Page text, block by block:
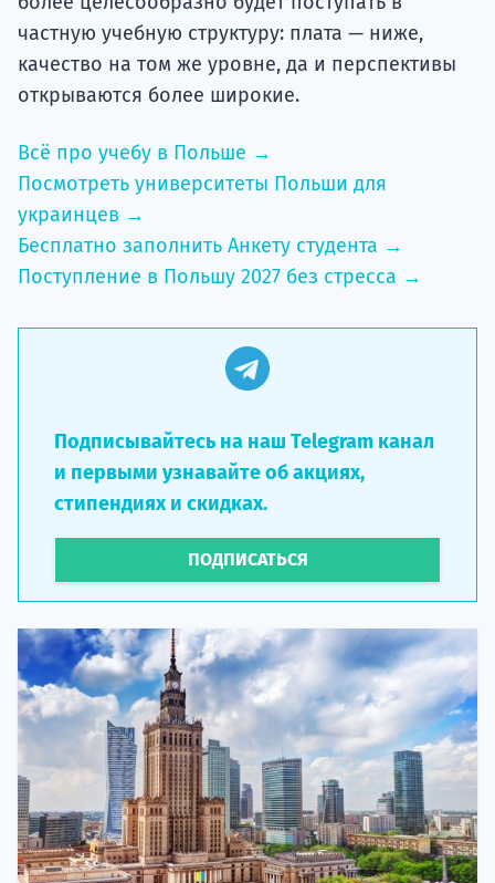
частную учебную структуру: плата — ниже,
качество на том же уровне, да и перспективы
открываются более широкие.
Всё про учебу в Польше →
Посмотреть университеты Польши для
украинцев →
Бесплатно заполнить Анкету студента →
Поступление в Польшу 2027 без стресса →
Подписывайтесь на наш Telegram канал
и первыми узнавайте об акциях,
стипендиях и скидках.
ПОДПИСАТЬСЯ